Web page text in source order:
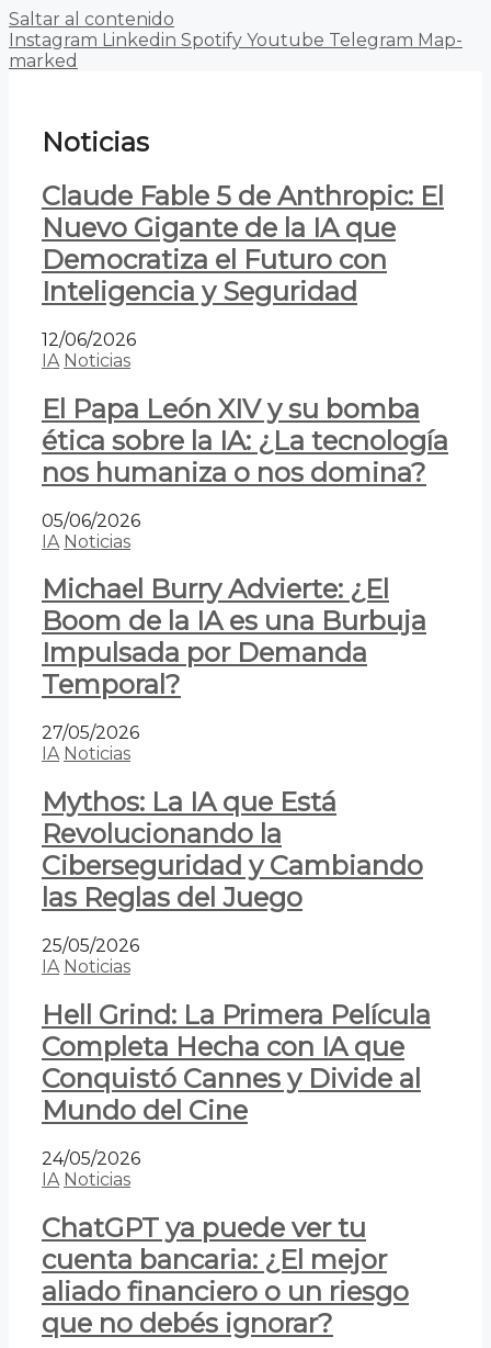
Saltar al contenido
Instagram Linkedin Spotify Youtube Telegram Map-
marked
Noticias
Claude Fable 5 de Anthropic: El
Nuevo Gigante de la IA que
Democratiza el Futuro con
Inteligencia y Seguridad
12/06/2026
IA Noticias
El Papa León XIV y su bomba
ética sobre la IA: ¿La tecnología
nos humaniza o nos domina?
05/06/2026
IA Noticias
Michael Burry Advierte: ¿El
Boom de la IA es una Burbuja
Impulsada por Demanda
Temporal?
27/05/2026
IA Noticias
Mythos: La IA que Está
Revolucionando la
Ciberseguridad y Cambiando
las Reglas del Juego
25/05/2026
IA Noticias
Hell Grind: La Primera Película
Completa Hecha con IA que
Conquistó Cannes y Divide al
Mundo del Cine
24/05/2026
IA Noticias
ChatGPT ya puede ver tu
cuenta bancaria: ¿El mejor
aliado financiero o un riesgo
que no debés ignorar?